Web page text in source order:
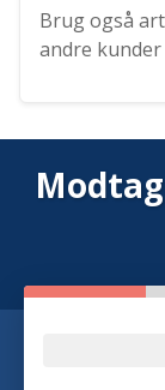
Brug også
andre